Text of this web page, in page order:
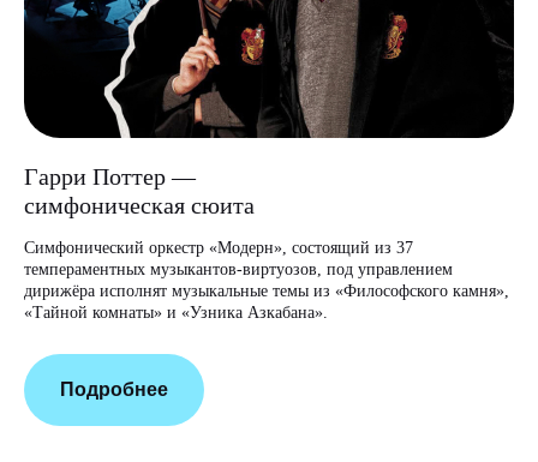
Гарри Поттер —
симфоническая сюита
Симфонический оркестр «Модерн», состоящий из 37
темпераментных музыкантов-виртуозов, под управлением
дирижёра исполнят музыкальные темы из «Философского камня»,
«Тайной комнаты» и «Узника Азкабана».
Подробнее